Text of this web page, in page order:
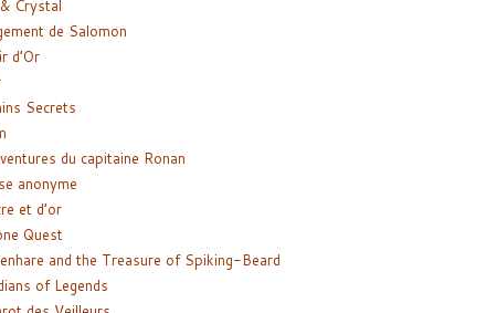
Crystal
de Salomon
d’Or
Secrets
du capitaine Ronan
anonyme
et d’or
Quest
and the Treasure of Spiking-Beard
of Legends